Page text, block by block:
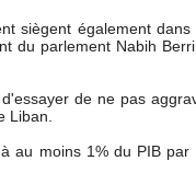
siègent également dans
du parlement Nabih
de ne pas
Liban.
au moins 1% du PIB par